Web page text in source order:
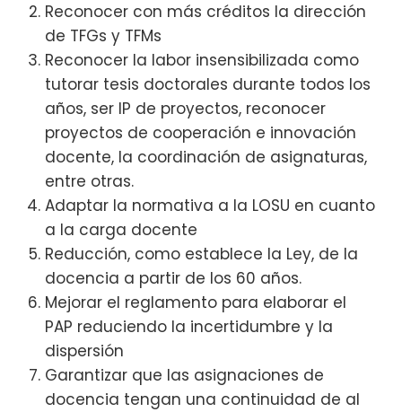
Reconocer con más créditos la dirección
de TFGs y TFMs
Reconocer la labor insensibilizada como
tutorar tesis doctorales durante todos los
años, ser IP de proyectos, reconocer
proyectos de cooperación e innovación
docente, la coordinación de asignaturas,
entre otras.
Adaptar la normativa a la LOSU en cuanto
a la carga docente
Reducción, como establece la Ley, de la
docencia a partir de los 60 años.
Mejorar el reglamento para elaborar el
PAP reduciendo la incertidumbre y la
dispersión
Garantizar que las asignaciones de
docencia tengan una continuidad de al